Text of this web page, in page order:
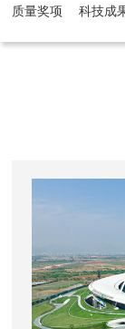
质量奖项 科技成